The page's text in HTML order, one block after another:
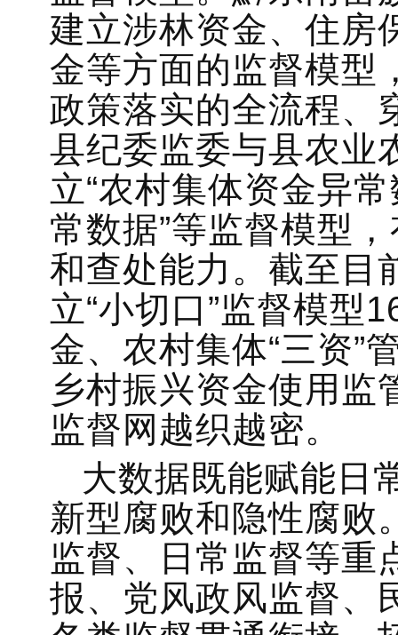
建立涉林资金、住房
金等方面的监督模型
政策落实的全流程、
县纪委监委与县农业
立“农村集体资金异
常数据”等监督模型
和查处能力。截至目
立“小切口”监督模型
金、农村集体“三资”
乡村振兴资金使用监
监督网越织越密。
大数据既能赋能日
新型腐败和隐性腐败
监督、日常监督等重
报、党风政风监督、